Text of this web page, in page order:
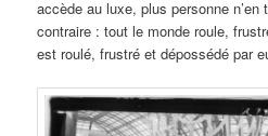
accède au luxe, plus personne n’en
contraire : tout le monde roule,
est roulé, frustré et dépossédé par